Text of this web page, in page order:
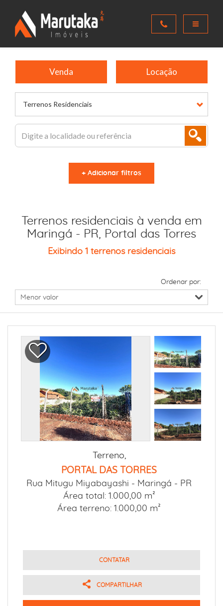
Terrenos Residenciais
Venda Locação
+ Adicionar filtros
Terrenos residenciais à venda em
Maringá - PR, Portal das Torres
Exibindo 1 terrenos residenciais
Ordenar por:
Terreno,
PORTAL DAS TORRES
Rua Mitugu Miyabayashi - Maringá - PR
Área total: 1.000,00 m²
Área terreno: 1.000,00 m²
CONTATAR
COMPARTILHAR